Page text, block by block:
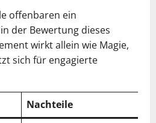
offenbaren ein
der Bewertung dieses
wirkt allein wie Magie,
sich für engagierte
Nachteile